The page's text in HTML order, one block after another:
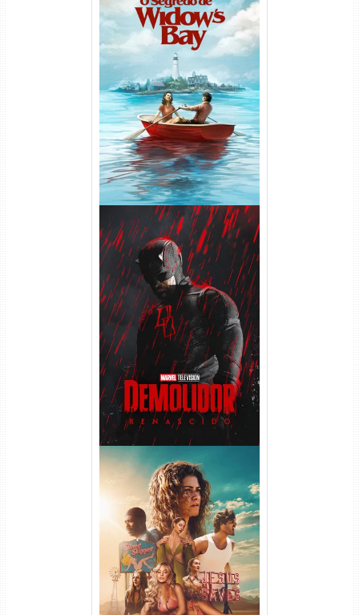
O Segredo de Widow’s Bay
1ª Temporada Torrent (2026)
WEB-DL 1080p Dual Áudio
Demolidor: Renascido 2ª
Temporada (2026) WEB-DL
1080p Dual Áudio
Euphoria 3ª Temporada
Torrent (2026) WEB-DL 1080p
Dual Áudio